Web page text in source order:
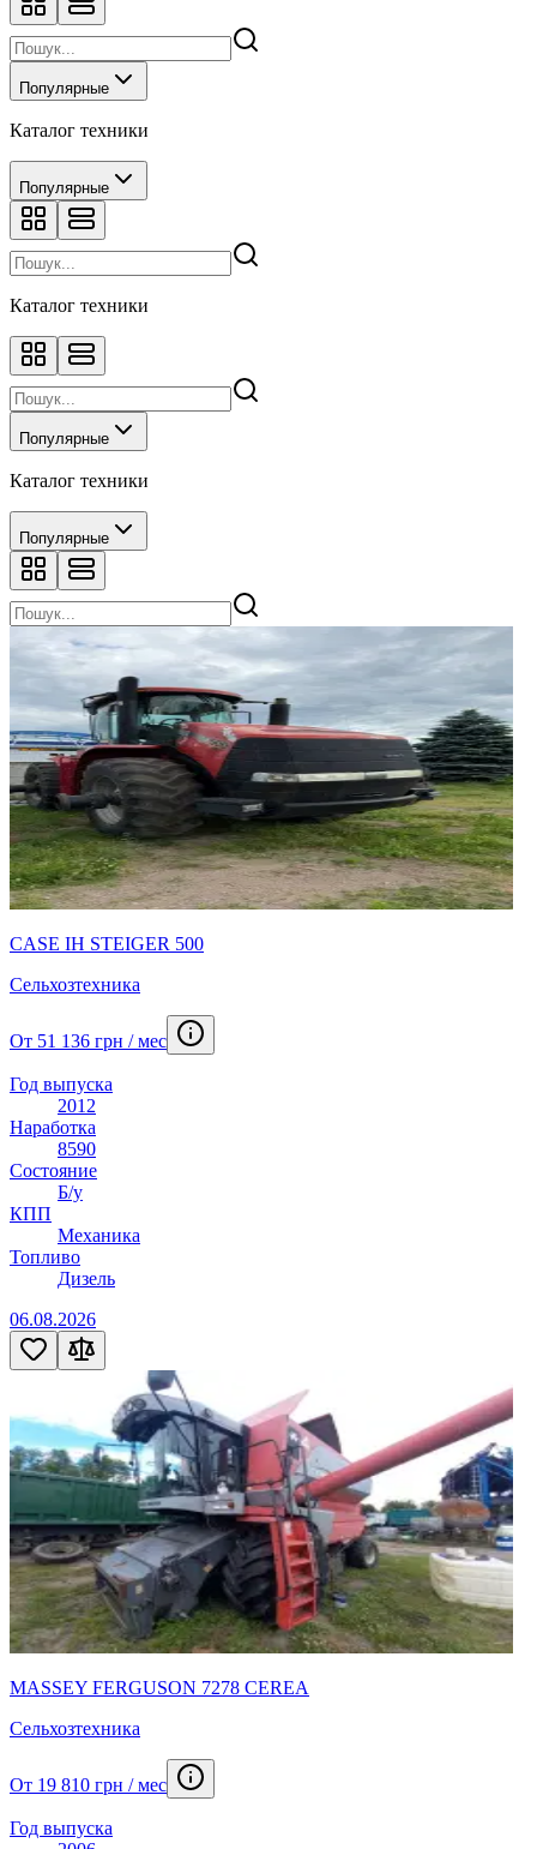
Популярные
Каталог техники
Популярные
Каталог техники
Популярные
Каталог техники
Популярные
CASE IH STEIGER 500
Сельхозтехника
От 51 136 грн / мес
Год выпуска
2012
Наработка
8590
Состояние
Б/у
КПП
Механика
Топливо
Дизель
06.08.2026
MASSEY FERGUSON 7278 CEREA
Сельхозтехника
От 19 810 грн / мес
Год выпуска